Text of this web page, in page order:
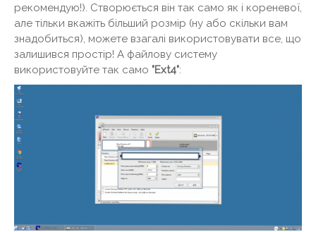
рекомендую!). Створюється він так само як і кореневої,
але тільки вкажіть більший розмір (ну або скільки вам
знадобиться), можете взагалі використовувати все, що
залишився простір! А файлову систему
використовуйте так само "Ext4":